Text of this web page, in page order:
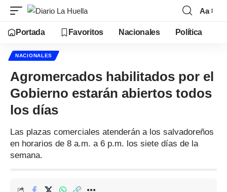
Aa
Portada Favoritos Nacionales Política
NACIONALES
Agromercados habilitados por el
Gobierno estarán abiertos todos
los días
Las plazas comerciales atenderán a los salvadoreños
en horarios de 8 a.m. a 6 p.m. los siete días de la
semana.